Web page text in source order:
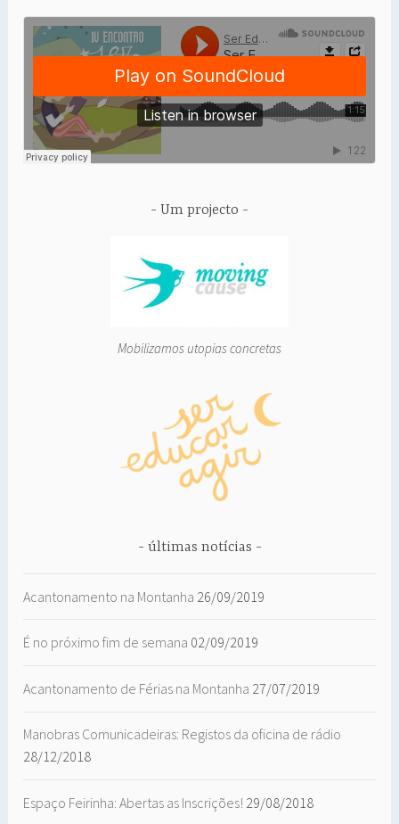
Um projecto
Mobilizamos utopias concretas
últimas notícias
Acantonamento na Montanha 26/09/2019
É no próximo fim de semana 02/09/2019
Acantonamento de Férias na Montanha 27/07/2019
Manobras Comunicadeiras: Registos da oficina de rádio
28/12/2018
Espaço Feirinha: Abertas as Inscrições! 29/08/2018